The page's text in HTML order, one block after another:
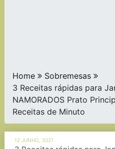
Home
Sobremesas
3 Receitas rápidas para
NAMORADOS Prato
Receitas de Minuto
12 JUNHO, 2021